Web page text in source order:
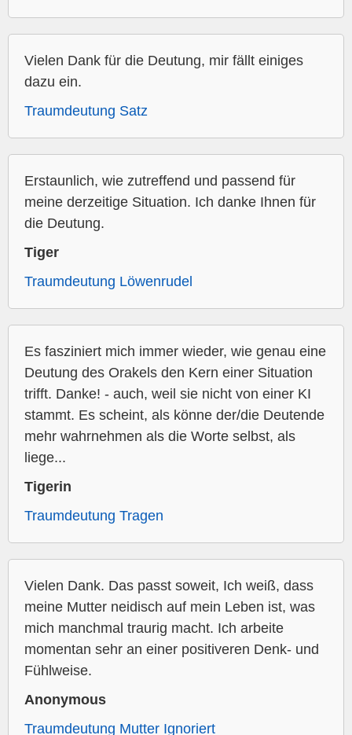
Vielen Dank für die Deutung, mir fällt einiges
dazu ein.
Traumdeutung Satz
Erstaunlich, wie zutreffend und passend für
meine derzeitige Situation. Ich danke Ihnen für
die Deutung.
Tiger
Traumdeutung Löwenrudel
Es fasziniert mich immer wieder, wie genau eine
Deutung des Orakels den Kern einer Situation
trifft. Danke! - auch, weil sie nicht von einer KI
stammt. Es scheint, als könne der/die Deutende
mehr wahrnehmen als die Worte selbst, als
liege...
Tigerin
Traumdeutung Tragen
Vielen Dank. Das passt soweit, Ich weiß, dass
meine Mutter neidisch auf mein Leben ist, was
mich manchmal traurig macht. Ich arbeite
momentan sehr an einer positiveren Denk- und
Fühlweise.
Anonymous
Traumdeutung Mutter Ignoriert